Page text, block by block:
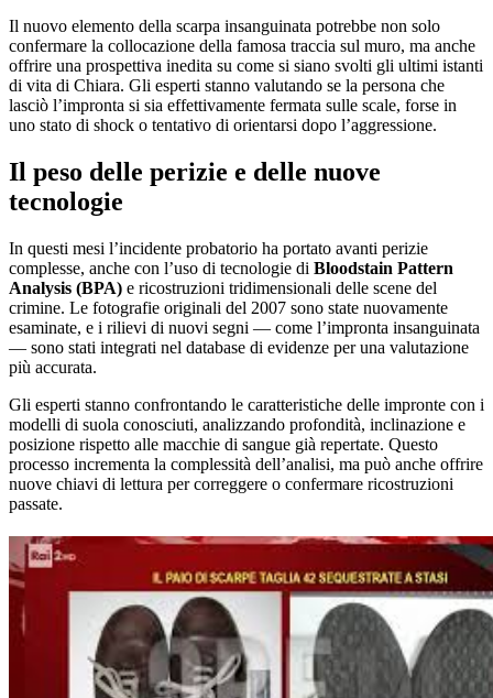
Il nuovo elemento della scarpa insanguinata potrebbe non solo
confermare la collocazione della famosa traccia sul muro, ma anche
offrire una prospettiva inedita su come si siano svolti gli ultimi istanti
di vita di Chiara. Gli esperti stanno valutando se la persona che
lasciò l’impronta si sia effettivamente fermata sulle scale, forse in
uno stato di shock o tentativo di orientarsi dopo l’aggressione.
Il peso delle perizie e delle nuove
tecnologie
In questi mesi l’incidente probatorio ha portato avanti perizie
complesse, anche con l’uso di tecnologie di Bloodstain Pattern
Analysis (BPA) e ricostruzioni tridimensionali delle scene del
crimine. Le fotografie originali del 2007 sono state nuovamente
esaminate, e i rilievi di nuovi segni — come l’impronta insanguinata
— sono stati integrati nel database di evidenze per una valutazione
più accurata.
Gli esperti stanno confrontando le caratteristiche delle impronte con i
modelli di suola conosciuti, analizzando profondità, inclinazione e
posizione rispetto alle macchie di sangue già repertate. Questo
processo incrementa la complessità dell’analisi, ma può anche offrire
nuove chiavi di lettura per correggere o confermare ricostruzioni
passate.